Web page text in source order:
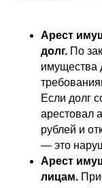
Арест
долг. По
имущества
Если долг
арестовал
рублей и
— это
Арест
лицам.